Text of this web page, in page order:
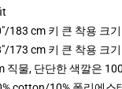
183 cm 키 큰 착용 크
173 cm 키 큰 착용 크
직물, 단단한 색깔은